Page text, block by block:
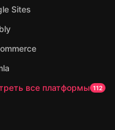
Sites
все платформы 112